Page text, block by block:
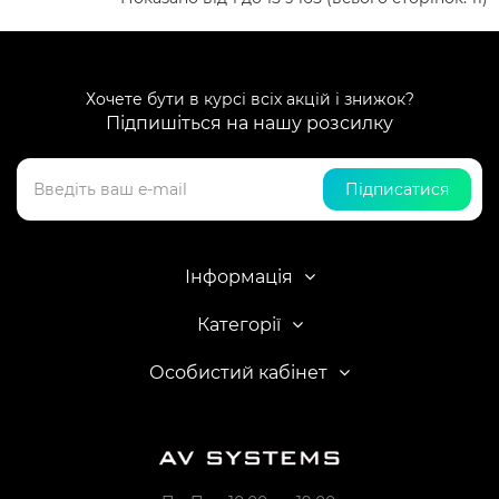
Хочете бути в курсі всіх акцій і знижок?
Підпишіться на нашу розсилку
Підписатися
Інформація
Категорії
Особистий кабінет